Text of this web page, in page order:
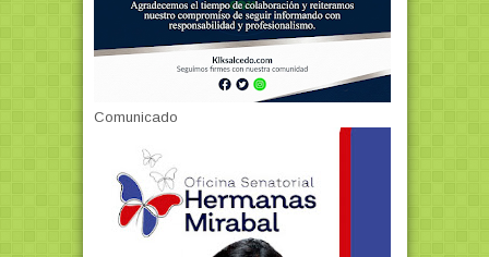
Comunicado